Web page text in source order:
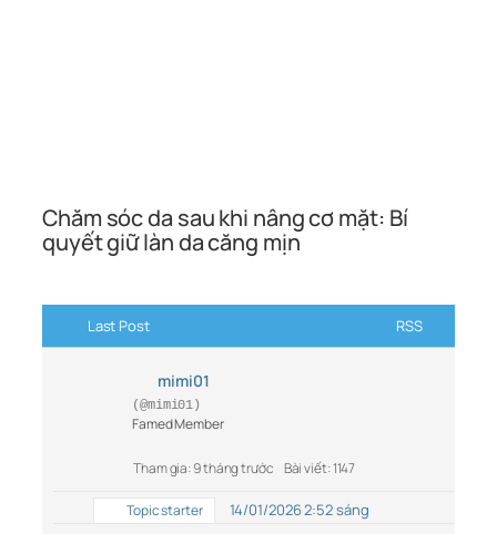
Chăm sóc da sau khi nâng cơ mặt: Bí
quyết giữ làn da căng mịn
Last Post RSS
mimi01
(@mimi01)
Famed Member
Tham gia: 9 tháng trước Bài viết: 1147
Topic starter 14/01/2026 2:52 sáng